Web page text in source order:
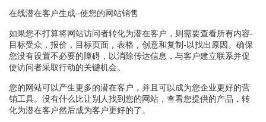
在线潜在客户生成–使您的网站销售
如果您不打算将网站访问者转化为潜在客户，则需要查看所有内容-
目标受众，报价，目标页面，表格，创意和复制-以找出原因。确保
您没有设置不必要的障碍，以消除传达信息，与客户建立联系并促
使访问者采取行动的关键机会。
您的网站可以产生更多的潜在客户，并且可以成为您企业更好的营
销工具。没有什么比让别人找到您的网站，查看您提供的产品，转
化为潜在客户然后成为客户更好的了。